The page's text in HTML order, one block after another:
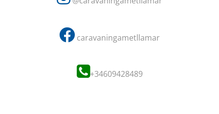
caravaningametllamar
+34609428489